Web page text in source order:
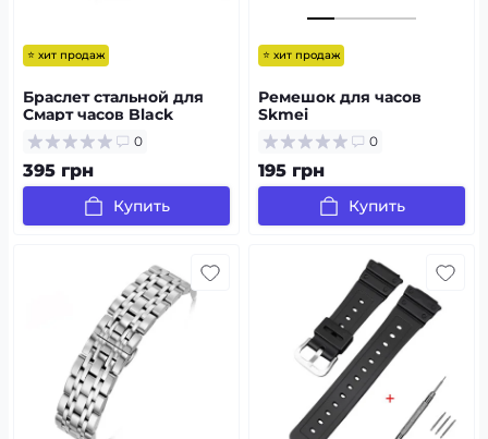
⭐ хит продаж
Браслет стальной для
Смарт часов Black
0
395 грн
Купить
⭐ хит продаж
Ремешок для часов
Skmei
1251/1250/1360/1167BK
Black
0
195 грн
Купить